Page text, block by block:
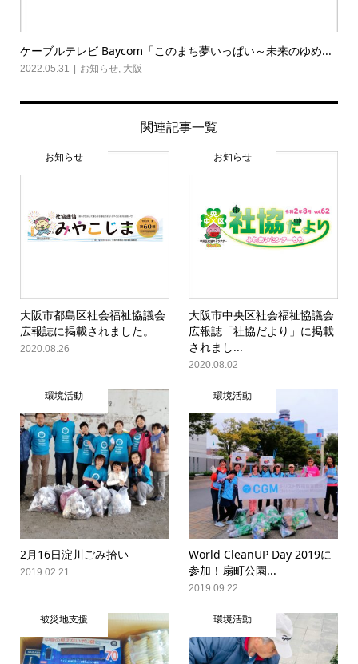
ケーブルテレビ Baycom「このまち夢いっぱい～未来のゆめ...
2022.05.31 お知らせ, 大阪
関連記事一覧
お知らせ
大阪市都島区社会福祉協議会
広報誌に掲載されました。
2020.08.26
お知らせ
大阪市中央区社会福祉協議会
広報誌「社協だより」に掲載
されまし...
2020.08.02
環境活動
2月16日淀川ごみ拾い
2019.02.21
環境活動
World CleanUP Day 2019に
参加！扇町公園...
2019.09.22
被災地支援 環境活動